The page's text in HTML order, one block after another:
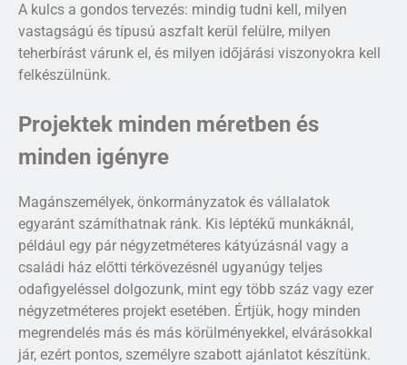
A kulcs a gondos tervezés: mindig tudni kell, milyen
vastagságú és típusú aszfalt kerül felülre, milyen
teherbírást várunk el, és milyen időjárási viszonyokra kell
felkészülnünk.
Projektek minden méretben és
minden igényre
Magánszemélyek, önkormányzatok és vállalatok
egyaránt számíthatnak ránk. Kis léptékű munkáknál,
például egy pár négyzetméteres kátyúzásnál vagy a
családi ház előtti térkövezésnél ugyanúgy teljes
odafigyeléssel dolgozunk, mint egy több száz vagy ezer
négyzetméteres projekt esetében. Értjük, hogy minden
megrendelés más és más körülményekkel, elvárásokkal
jár, ezért pontos, személyre szabott ajánlatot készítünk.